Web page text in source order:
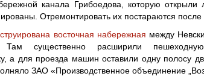
канала Грибоедова, которую открыли
Отремонтировать их постараются после
восточная набережная между
Там существенно расширили
а для проезда машин оставили одну полосу
ЗАО «Производственное объединение